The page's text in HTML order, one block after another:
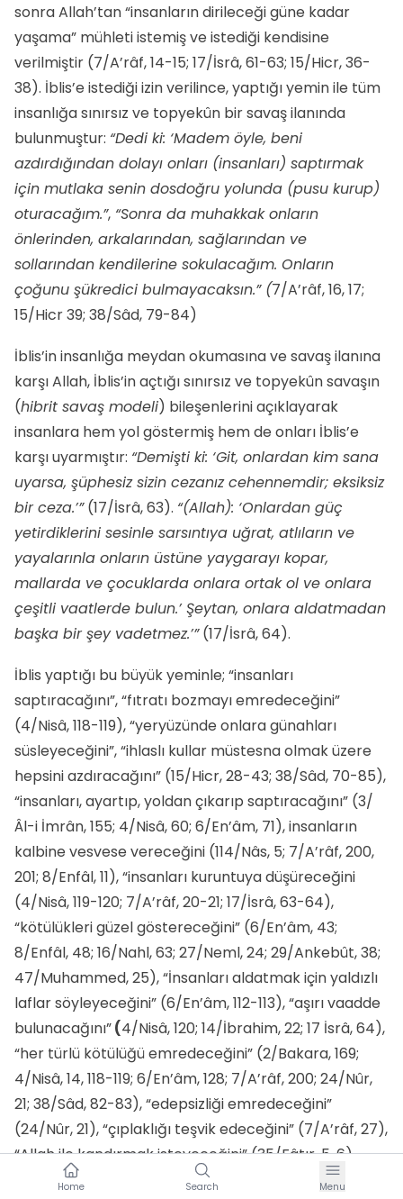
Home Search Menu
sonra Allah’tan “insanların dirileceği güne kadar
yaşama” mühleti istemiş ve istediği kendisine
verilmiştir (7/A’râf, 14-15; 17/İsrâ, 61-63; 15/Hicr, 36-
38). İblis’e istediği izin verilince, yaptığı yemin ile tüm
insanlığa sınırsız ve topyekûn bir savaş ilanında
bulunmuştur: “Dedi ki: ‘Madem öyle, beni
azdırdığından dolayı onları (insanları) saptırmak
için mutlaka senin dosdoğru yolunda (pusu kurup)
oturacağım.”, “Sonra da muhakkak onların
önlerinden, arkalarından, sağlarından ve
sollarından kendilerine sokulacağım. Onların
çoğunu şükredici bulmayacaksın.” (7/A’râf, 16, 17;
15/Hicr 39; 38/Sâd, 79-84)
İblis’in insanlığa meydan okumasına ve savaş ilanına
karşı Allah, İblis’in açtığı sınırsız ve topyekûn savaşın
(hibrit savaş modeli) bileşenlerini açıklayarak
insanlara hem yol göstermiş hem de onları İblis’e
karşı uyarmıştır: “Demişti ki: ‘Git, onlardan kim sana
uyarsa, şüphesiz sizin cezanız cehennemdir; eksiksiz
bir ceza.’”(17/İsrâ, 63). “(Allah): ‘Onlardan güç
yetirdiklerini sesinle sarsıntıya uğrat, atlıların ve
yayalarınla onların üstüne yaygarayı kopar,
mallarda ve çocuklarda onlara ortak ol ve onlara
çeşitli vaatlerde bulun.’ Şeytan, onlara aldatmadan
başka bir şey vadetmez.’”(17/İsrâ, 64).
İblis yaptığı bu büyük yeminle; “insanları
saptıracağını”, “fıtratı bozmayı emredeceğini”
(4/Nisâ, 118-119), “yeryüzünde onlara günahları
süsleyeceğini”, “ihlaslı kullar müstesna olmak üzere
hepsini azdıracağını” (15/Hicr, 28-43; 38/Sâd, 70-85),
“insanları, ayartıp, yoldan çıkarıp saptıracağını” (3/
Âl-i İmrân, 155; 4/Nisâ, 60; 6/En’âm, 71), insanların
kalbine vesvese vereceğini (114/Nâs, 5; 7/A’râf, 200,
201; 8/Enfâl, 11), “insanları kuruntuya düşüreceğini
(4/Nisâ, 119-120; 7/A’râf, 20-21; 17/İsrâ, 63-64),
“kötülükleri güzel göstereceğini” (6/En’âm, 43;
8/Enfâl, 48; 16/Nahl, 63; 27/Neml, 24; 29/Ankebût, 38;
47/Muhammed, 25), “İnsanları aldatmak için yaldızlı
laflar söyleyeceğini” (6/En’âm, 112-113), “aşırı vaadde
bulunacağını”(4/Nisâ, 120; 14/İbrahim, 22; 17 İsrâ, 64),
“her türlü kötülüğü emredeceğini” (2/Bakara, 169;
4/Nisâ, 14, 118-119; 6/En’âm, 128; 7/A’râf, 200; 24/Nûr,
21; 38/Sâd, 82-83), “edepsizliği emredeceğini”
(24/Nûr, 21), “çıplaklığı teşvik edeceğini” (7/A’râf, 27),
“Allah ile kandırmak isteyeceğini” (35/Fâtır, 5, 6),
“resûllerin yapıp ettiklerine-söylediklerine fitne